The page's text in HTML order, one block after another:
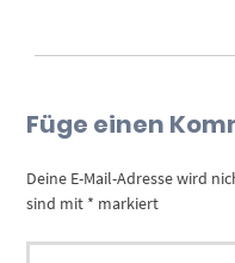
Füge einen
Deine E-Mail-Adresse wird
sind mit * markiert
NAME